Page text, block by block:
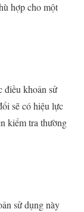
hợp cho một
điều khoản sử
sẽ có hiệu lực
kiểm tra thường
sử dụng này